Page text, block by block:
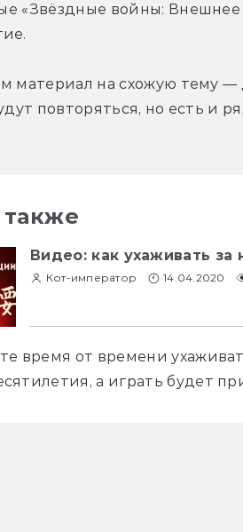
«Звёздные войны:
материал на схожую тему —
повторяться, но есть и
Видео: как ухаживать
Кот-император 14.04.2020
время от времени
а играть будет